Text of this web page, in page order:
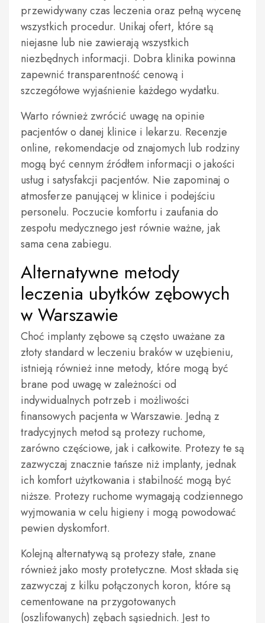
przewidywany czas leczenia oraz pełną wycenę
wszystkich procedur. Unikaj ofert, które są
niejasne lub nie zawierają wszystkich
niezbędnych informacji. Dobra klinika powinna
zapewnić transparentność cenową i
szczegółowe wyjaśnienie każdego wydatku.
Warto również zwrócić uwagę na opinie
pacjentów o danej klinice i lekarzu. Recenzje
online, rekomendacje od znajomych lub rodziny
mogą być cennym źródłem informacji o jakości
usług i satysfakcji pacjentów. Nie zapominaj o
atmosferze panującej w klinice i podejściu
personelu. Poczucie komfortu i zaufania do
zespołu medycznego jest równie ważne, jak
sama cena zabiegu.
Alternatywne metody
leczenia ubytków zębowych
w Warszawie
Choć implanty zębowe są często uważane za
złoty standard w leczeniu braków w uzębieniu,
istnieją również inne metody, które mogą być
brane pod uwagę w zależności od
indywidualnych potrzeb i możliwości
finansowych pacjenta w Warszawie. Jedną z
tradycyjnych metod są protezy ruchome,
zarówno częściowe, jak i całkowite. Protezy te są
zazwyczaj znacznie tańsze niż implanty, jednak
ich komfort użytkowania i stabilność mogą być
niższe. Protezy ruchome wymagają codziennego
wyjmowania w celu higieny i mogą powodować
pewien dyskomfort.
Kolejną alternatywą są protezy stałe, znane
również jako mosty protetyczne. Most składa się
zazwyczaj z kilku połączonych koron, które są
cementowane na przygotowanych
(oszlifowanych) zębach sąsiednich. Jest to